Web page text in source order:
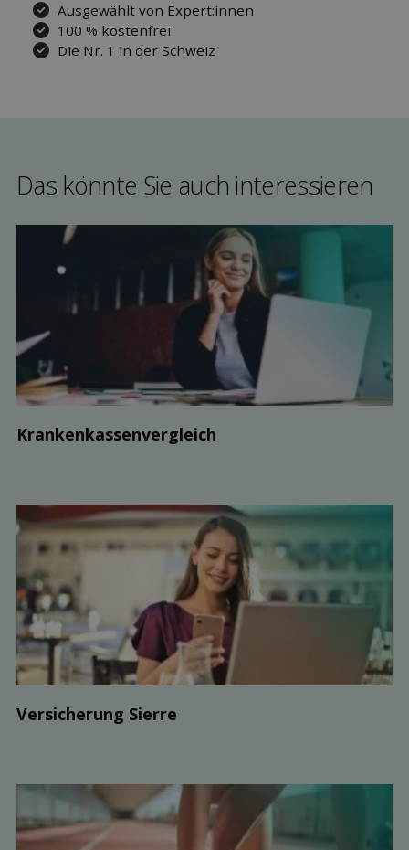
Ausgewählt von Expert:innen
100 % kostenfrei
Die Nr. 1 in der Schweiz
Das könnte Sie auch interessieren
Kranken­kassen­vergleich
Ver­sicherung Sierre